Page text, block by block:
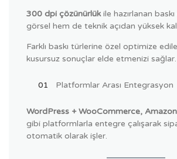
300 dpi çözünürlükile hazırlanan
görsel hem de teknik açıdan yüksek
Farklı baskı türlerine özel optimize
kusursuz sonuçlar elde etmenizi sağlar.
Platformlar Arası Entegrasyon
WordPress + WooCommerce,
gibi platformlarla entegre çalışarak
otomatik olarak işler.